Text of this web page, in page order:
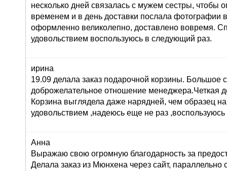
несколько дней связалась с мужем сестры, чтобы
временем и в день доставки послала фотографии
оформленно великолепно, доставлено вовремя.
удовольствием воспользуюсь в следующий раз.
ирина
19.09 делала заказ подарочной корзины. Большое
доброжелательное отношение менеджера.Четкая
Корзина выглядела даже нарядней, чем образец
удовольствием ,надеюсь еще не раз
Анна
Выражаю свою огромную благодарность за
Делала заказ из Мюнхена через сайт, параллельно